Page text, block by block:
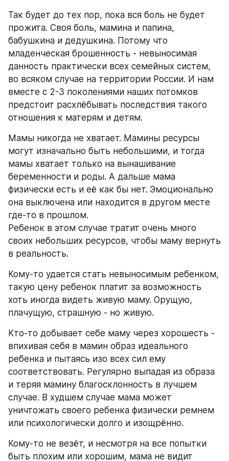
Так будет до тех пор, пока вся боль не будет
прожита. Своя боль, мамина и папина,
бабушкина и дедушкина. Потому что
младенческая брошенность - невыносимая
данность практически всех семейных систем,
во всяком случае на территории России. И нам
вместе с 2-3 поколениями наших потомков
предстоит расхлёбывать последствия такого
отношения к матерям и детям.
Мамы никогда не хватает. Мамины ресурсы
могут изначально быть небольшими, и тогда
мамы хватает только на вынашивание
беременности и роды. А дальше мама
физически есть и её как бы нет. Эмоционально
она выключена или находится в другом месте
где-то в прошлом.
Ребенок в этом случае тратит очень много
своих небольших ресурсов, чтобы маму вернуть
в реальность.
Кому-то удается стать невыносимым ребенком,
такую цену ребенок платит за возможность
хоть иногда видеть живую маму. Орущую,
плачущую, страшную - но живую.
Кто-то добывает себе маму через хорошесть -
впихивая себя в мамин образ идеального
ребенка и пытаясь изо всех сил ему
соответствовать. Регулярно выпадая из образа
и теряя мамину благосклонность в лучшем
случае. В худшем случае мама может
уничтожать своего ребенка физически ремнем
или психологически долго и изощрённо.
Кому-то не везёт, и несмотря на все попытки
быть плохим или хорошим, мама не видит